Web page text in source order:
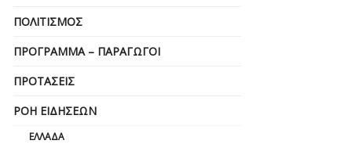
ΠΟΛΙΤΙΣΜΌΣ
ΠΡΌΓΡΑΜΜΑ – ΠΑΡΑΓΩΓΟΊ
ΠΡΟΤΆΣΕΙΣ
ΡΟΉ ΕΙΔΉΣΕΩΝ
ΕΛΛΆΔΑ